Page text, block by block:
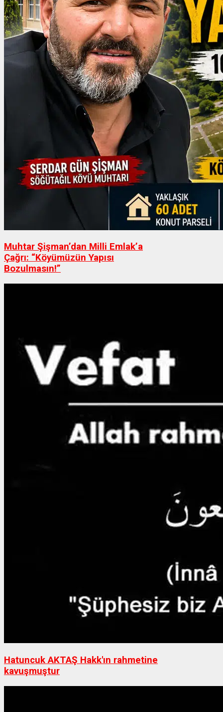
Muhtar Şişman’dan Milli Emlak’a
Çağrı: “Köyümüzün Yapısı
Bozulmasın!”
Hatuncuk AKTAŞ Hakk'ın rahmetine
kavuşmuştur